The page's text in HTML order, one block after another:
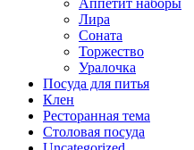
Аппетит наборы
Лира
Соната
Торжество
Уралочка
Посуда для питья
Клен
Ресторанная тема
Столовая посуда